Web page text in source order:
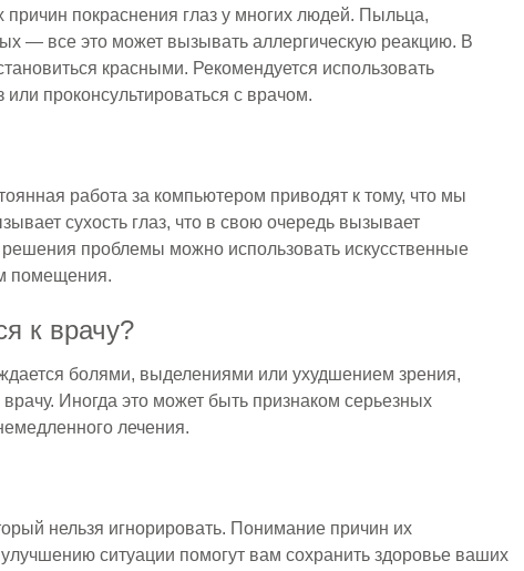
покраснения глаз у многих людей. Пыльца,
— все это может вызывать аллергическую реакцию. В
красными. Рекомендуется использовать
проконсультироваться с врачом.
работа за компьютером приводят к тому, что мы
сухость глаз, что в свою очередь вызывает
проблемы можно использовать искусственные
помещения.
к врачу?
болями, выделениями или ухудшением зрения,
Иногда это может быть признаком серьезных
лечения.
нельзя игнорировать. Понимание причин их
ситуации помогут вам сохранить здоровье ваших